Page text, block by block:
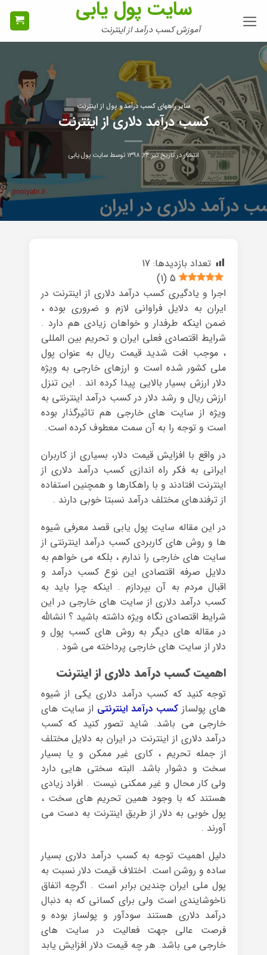
سایت پول یابی
آموزش کسب درآمد از اینترنت
سایر راههای کسب درآمد و پول از اینترنت
کسب درآمد دلاری از اینترنت
انتشار در تاریختیر ۲۴, ۱۳۹۸ توسطسایت پول یابی
تعداد بازدیدها: 17
5
(
1
)
اجرا و یادگیری کسب درآمد دلاری از اینترنت در
ایران به دلایل فراوانی لازم و ضروری بوده ،
ضمن اینکه طرفدار و خواهان زیادی هم دارد .
شرایط اقتصادی فعلی ایران و تحریم بین المللی
، موجب افت شدید قیمت ریال به عنوان پول
ملی کشور شده است و ارزهای خارجی به ویژه
دلار ارزش بسیار بالایی پیدا کرده اند . این تنزل
ارزش ریال و رشد دلار در کسب درآمد اینترنتی به
ویژه از سایت های خارجی هم تاثیرگذار بوده
است و توجه را به آن سمت معطوف کرده است.
در واقع با افزایش قیمت دلار، بسیاری از کاربران
ایرانی به فکر راه اندازی کسب درآمد دلاری از
اینترنت افتادند و با راهکارها و همچنین استفاده
از ترفندهای مختلف درآمد نسبتا خوبی دارند .
در این مقاله سایت پول یابی قصد معرفی شیوه
ها و روش های کاربردی کسب درآمد اینترنتی از
سایت های خارجی را ندارم ، بلکه می خواهم به
دلایل صرفه اقتصادی این نوع کسب درآمد و
اقبال مردم به آن بپردازم . اینکه چرا باید به
کسب درآمد دلاری از سایت های خارجی در این
شرایط اقتصادی نگاه ویژه داشته باشید ؟ انشالله
در مقاله های دیگر به روش های کسب پول و
دلار از سایت های خارجی پرداخته می شود .
اهمیت کسب درآمد دلاری از اینترنت
توجه کنید که کسب درآمد دلاری یکی از شیوه
های پولساز کسب درآمد اینترنتی از سایت های
خارجی می باشد. شاید تصور کنید که کسب
درآمد دلاری از اینترنت در ایران به دلایل مختلف
از جمله تحریم ، کاری غیر ممکن و یا بسیار
سخت و دشوار باشد. البته سختی هایی دارد
ولی کار محال و غیر ممکنی نیست . افراد زیادی
هستند که با وجود همین تحریم های سخت ،
پول خوبی به دلار از طریق اینترنت به دست می
آورند .
دلیل اهمیت توجه به کسب درآمد دلاری بسیار
ساده و روشن است. اختلاف قیمت دلار نسبت به
پول ملی ایران چندین برابر است . اگرچه اتفاق
ناخوشایندی است ولی برای کسانی که به دنبال
درآمد دلاری هستند سودآور و پولساز بوده و
فرصت عالی جهت فعالیت در سایت های
خارجی می باشد. هر چه قیمت دلار افزایش یابد